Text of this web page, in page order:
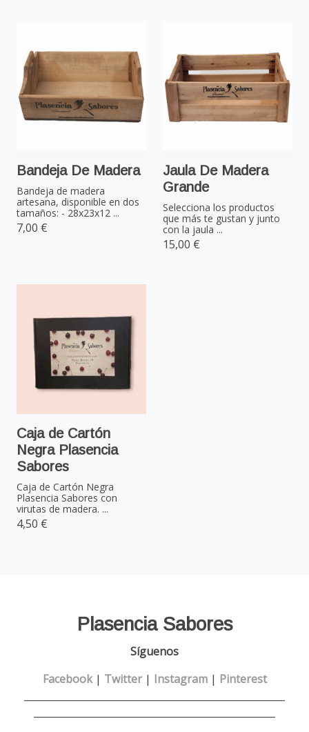
Bandeja De Madera
Bandeja de madera
artesana, disponible en dos
tamaños: - 28x23x12 ...
7,00 €
Jaula De Madera
Grande
Selecciona los productos
que más te gustan y junto
con la jaula ...
15,00 €
Caja de Cartón
Negra Plasencia
Sabores
Caja de Cartón Negra
Plasencia Sabores con
virutas de madera. ...
4,50 €
Plasencia Sabores
Síguenos
Facebook| Twitter| Instagram| Pinterest